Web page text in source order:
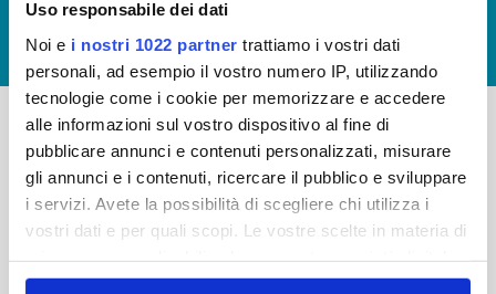
Uso responsabile dei dati
Noi e i nostri 1022 partner trattiamo i vostri dati
personali, ad esempio il vostro numero IP, utilizzando
tecnologie come i cookie per memorizzare e accedere
alle informazioni sul vostro dispositivo al fine di
pubblicare annunci e contenuti personalizzati, misurare
gli annunci e i contenuti, ricercare il pubblico e sviluppare
i servizi. Avete la possibilità di scegliere chi utilizza i
vostri dati e per quali scopi. Le vostre scelte in materia di
in cui avete effettuato le vostre scelte. È possibile
LAVORA CON NOI
Publiacqua S.p.A
Via Villamagna 90/c -
50126 Fi
Tel. +39 055688903
-
FAQ
PRIVACY POLICY